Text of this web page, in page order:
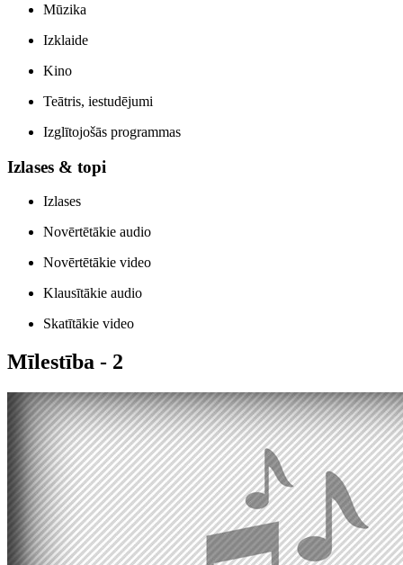
Mūzika
Izklaide
Kino
Teātris, iestudējumi
Izglītojošās programmas
Izlases & topi
Izlases
Novērtētākie audio
Novērtētākie video
Klausītākie audio
Skatītākie video
Mīlestība - 2